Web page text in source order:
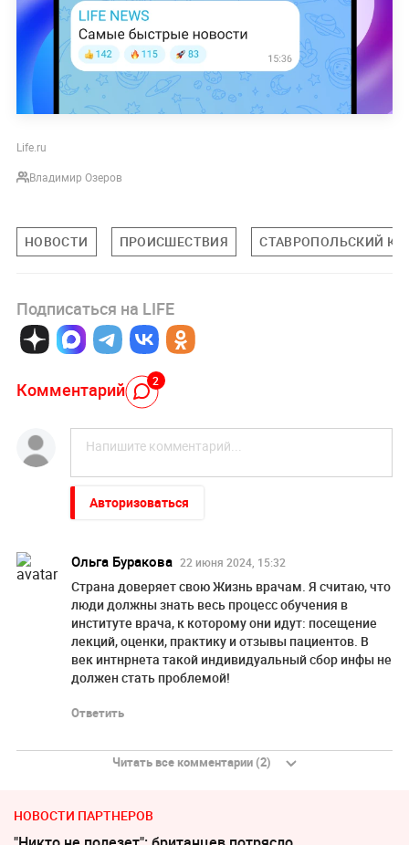
Life.ru
Владимир Озеров
НОВОСТИ ПРОИСШЕСТВИЯ СТАВРОПОЛЬСКИЙ
Подписаться на LIFE
Комментарий 2
Авторизоваться
Ольга Буракова 22 июня 2024, 15:32
Страна доверяет свою Жизнь врачам. Я считаю, что
люди должны знать весь процесс обучения в
институте врача, к которому они идут: посещение
лекций, оценки, практику и отзывы пациентов. В
век интнрнета такой индивидуальный сбор инфы не
должен стать проблемой!
Ответить
Читать все комментарии (2)
НОВОСТИ ПАРТНЕРОВ